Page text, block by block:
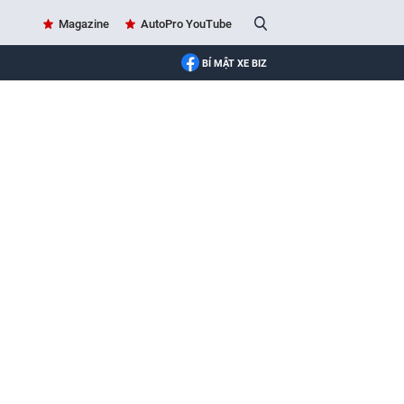
Magazine AutoPro YouTube
BÍ MẬT XE BIZ